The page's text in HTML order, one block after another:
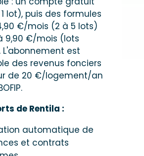
lot), puis des formules
€/mois (2 à 5 lots)
9,90 €/mois (lots
L'abonnement est
des revenus fonciers
de 20 €/logement/an
de Rentila :
automatique de
et contrats